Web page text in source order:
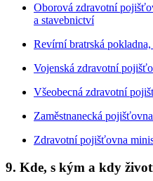
Oborová zdravotní
a stavebnictví
Revírní bratrská
Vojenská zdravotní
Všeobecná zdravotní
Zaměstnanecká
Zdravotní pojišťovna
9. Kde, s kým a kdy